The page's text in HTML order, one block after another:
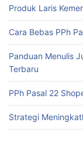
Produk Laris
Cara Bebas PPh
Panduan Menulis
Terbaru
PPh Pasal 22
Strategi